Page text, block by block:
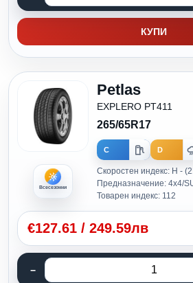
КУПИ
Всесезонни
Petlas
EXPLERO PT411
265/65R17
C D
Скоростен индекс: H -
Предназначение: 4x4/
Товарен индекс: 112
€127.61 / 249.59лв